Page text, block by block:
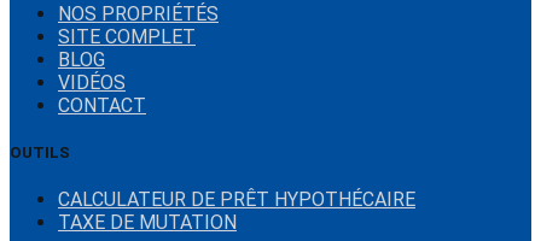
NOS PROPRIÉTÉS
SITE COMPLET
BLOG
VIDÉOS
CONTACT
OUTILS
CALCULATEUR DE PRÊT HYPOTHÉCAIRE
TAXE DE MUTATION